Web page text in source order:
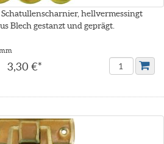
hellvermessingt
Blech gestanzt und geprägt.
3,30 €*